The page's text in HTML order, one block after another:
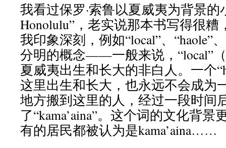
我看过保罗·索鲁以夏威夷为背景的
Honolulu”，老实说那本书写得很
我印象深刻，例如“local”、“haole”
分明的概念——一般来说，“local”
夏威夷出生和长大的非白人。一个
这里出生和长大，也永远不会成为
地方搬到这里的人，经过一段时间
了“kama’aina”。这个词的文化背
有的居民都被认为是kama’aina……